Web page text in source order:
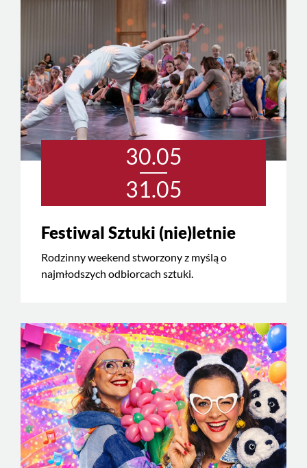
30.05
31.05
Festiwal Sztuki (nie)letnie
Rodzinny weekend stworzony z myślą o
najmłodszych odbiorcach sztuki.